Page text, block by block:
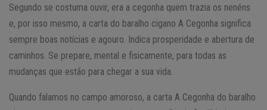
Segundo se costuma ouvir, era a cegonha quem trazia os nenéns
e, por isso mesmo, a carta do baralho cigano A Cegonha significa
sempre boas notícias e agouro. Indica prosperidade e abertura de
caminhos. Se prepare, mental e fisicamente, para todas as
mudanças que estão para chegar a sua vida.
Quando falamos no campo amoroso, a carta A Cegonha do baralho